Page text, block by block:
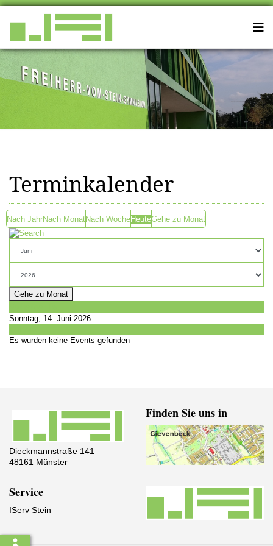
Terminkalender
Nach JahrNach MonatNach WocheHeuteGehe zu Monat
Gehe zu Monat
Sonntag, 14. Juni 2026
Es wurden keine Events gefunden
Dieckmannstraße 141
48161 Münster
Finden Sie uns in
Service
IServ Stein